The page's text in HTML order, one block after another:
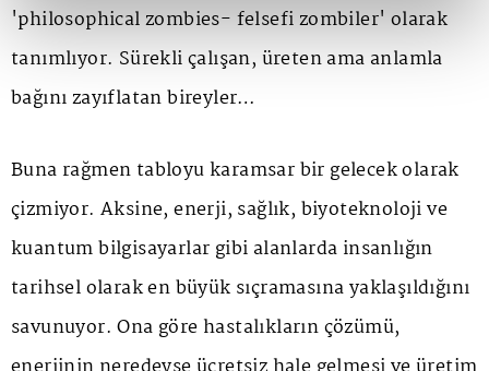
'philosophical zombies- felsefi zombiler' olarak
tanımlıyor. Sürekli çalışan, üreten ama anlamla
bağını zayıflatan bireyler…
Buna rağmen tabloyu karamsar bir gelecek olarak
çizmiyor. Aksine, enerji, sağlık, biyoteknoloji ve
kuantum bilgisayarlar gibi alanlarda insanlığın
tarihsel olarak en büyük sıçramasına yaklaşıldığını
savunuyor. Ona göre hastalıkların çözümü,